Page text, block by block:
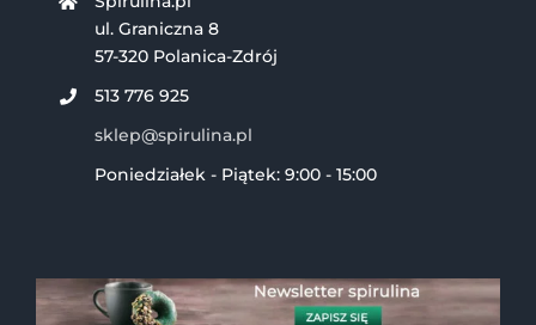
ul. Graniczna 8
57-320 Polanica-Zdrój
513 776 925
sklep@spirulina.pl
Poniedziałek - Piątek: 9:00 - 15:00